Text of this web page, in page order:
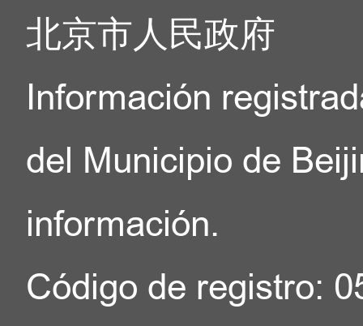
北京市人民政府
Información
del Municipio de
información.
Código de registro: